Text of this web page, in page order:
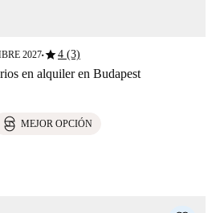
2027■star4 (3)
en alquiler en Budapest
MEJOR OPCIÓN